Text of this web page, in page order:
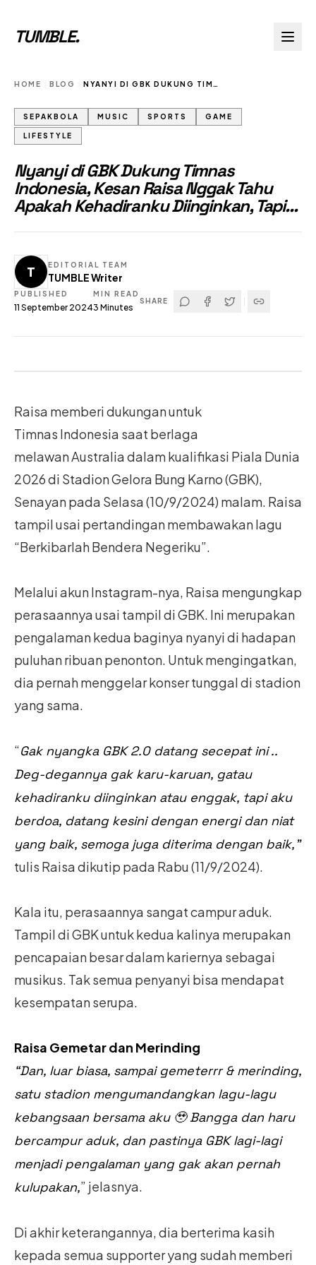
TUMBLE.
HOME BLOG NYANYI DI GBK DUKUNG TIMNAS INDONESIA KESAN RAISA NGGAK TAHU APAKAH KEHADIRANKU DIINGINKAN TAPI
SEPAKBOLA MUSIC SPORTS GAME
LIFESTYLE
Nyanyi di GBK Dukung Timnas
Indonesia, Kesan Raisa Nggak Tahu
Apakah Kehadiranku Diinginkan, Tapi...
T EDITORIAL TEAM
TUMBLE Writer
PUBLISHED
11 September 2024
MIN READ
3 Minutes
SHARE
Raisa memberi dukungan untuk
Timnas Indonesia saat berlaga
melawan Australia dalam kualifikasi Piala Dunia
2026 di Stadion Gelora Bung Karno (GBK),
Senayan pada Selasa (10/9/2024) malam. Raisa
tampil usai pertandingan membawakan lagu
“Berkibarlah Bendera Negeriku”.
Melalui akun Instagram-nya, Raisa mengungkap
perasaannya usai tampil di GBK. Ini merupakan
pengalaman kedua baginya nyanyi di hadapan
puluhan ribuan penonton. Untuk mengingatkan,
dia pernah menggelar konser tunggal di stadion
yang sama.
“Gak nyangka GBK 2.0 datang secepat ini ..
Deg-degannya gak karu-karuan, gatau
kehadiranku diinginkan atau enggak, tapi aku
berdoa, datang kesini dengan energi dan niat
yang baik, semoga juga diterima dengan baik,”
tulis Raisa dikutip pada Rabu (11/9/2024).
Kala itu, perasaannya sangat campur aduk.
Tampil di GBK untuk kedua kalinya merupakan
pencapaian besar dalam kariernya sebagai
musikus. Tak semua penyanyi bisa mendapat
kesempatan serupa.
Raisa Gemetar dan Merinding
“Dan, luar biasa, sampai gemeterrr & merinding,
satu stadion mengumandangkan lagu-lagu
kebangsaan bersama aku 🥹 Bangga dan haru
bercampur aduk, dan pastinya GBK lagi-lagi
menjadi pengalaman yang gak akan pernah
kulupakan,” jelasnya.
Di akhir keterangannya, dia berterima kasih
kepada semua supporter yang sudah memberi